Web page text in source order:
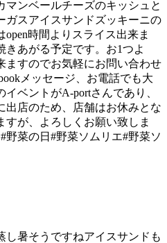
マンベールチーズのキッシュと
ガスアイスサンドズッキーニの
時間よりスライス出来ま
きあがる予定です。お1つよ
ますのでお気軽にお問い合わせ
メッセージ、お電話でも大
ベントがA-portさんであり、
出店のため、店舗はお休みとな
すが、よろしくお願い致しま
野菜の日#野菜ソムリエ#野菜ソ
し暑そうですねアイスサンドも